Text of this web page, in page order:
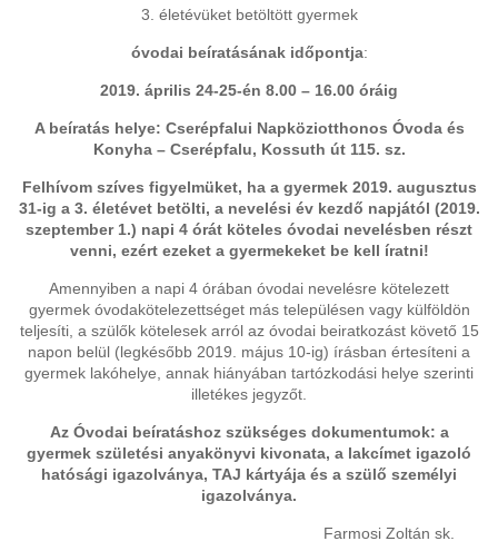
3. életévüket betöltött gyermek
óvodai beíratásának időpontja:
2019. április 24-25-én 8.00 – 16.00 óráig
A beíratás helye: Cserépfalui Napköziotthonos Óvoda és
Konyha – Cserépfalu, Kossuth út 115. sz.
Felhívom szíves figyelmüket, ha a gyermek 2019. augusztus
31-ig a 3. életévet betölti, a nevelési év kezdő napjától (2019.
szeptember 1.) napi 4 órát köteles óvodai nevelésben részt
venni, ezért ezeket a gyermekeket be kell íratni!
Amennyiben a napi 4 órában óvodai nevelésre kötelezett
gyermek óvodakötelezettséget más településen vagy külföldön
teljesíti, a szülők kötelesek arról az óvodai beiratkozást követő 15
napon belül (legkésőbb 2019. május 10-ig) írásban értesíteni a
gyermek lakóhelye, annak hiányában tartózkodási helye szerinti
illetékes jegyzőt.
Az Óvodai beíratáshoz szükséges dokumentumok: a
gyermek születési anyakönyvi kivonata, a lakcímet igazoló
hatósági igazolványa, TAJ kártyája és a szülő személyi
igazolványa.
Farmosi Zoltán sk.